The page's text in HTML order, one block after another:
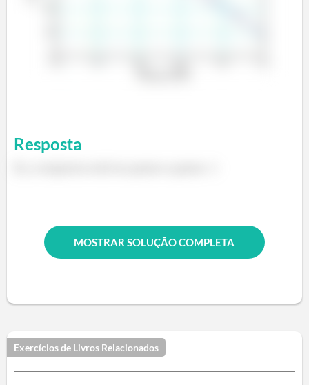
Resposta
MOSTRAR SOLUÇÃO COMPLETA
Exercícios de Livros Relacionados